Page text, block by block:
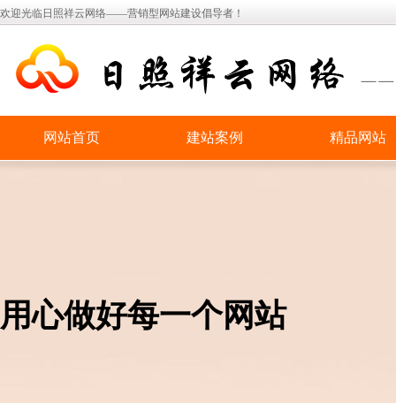
欢迎光临日照祥云网络——营销型网站建设倡导者！
网站首页 建站案例 精品网站
用心做好每一个网站